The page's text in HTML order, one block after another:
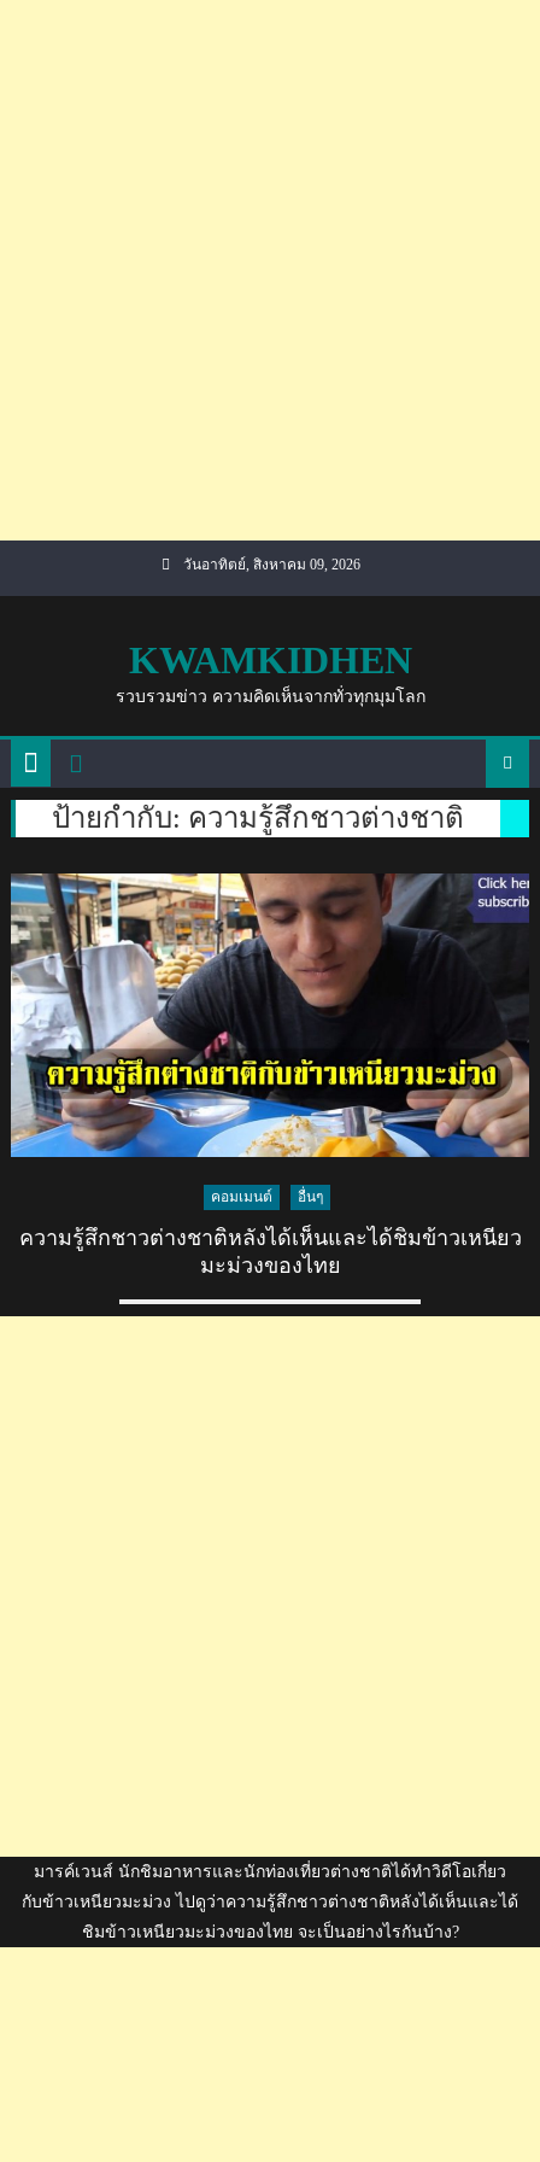
วันอาทิตย์, สิงหาคม 09, 2026
KWAMKIDHEN
รวบรวมข่าว ความคิดเห็นจากทั่วทุกมุมโลก
ป้ายกำกับ: ความรู้สึกชาวต่างชาติ
คอมเมนต์ อื่นๆ
ความรู้สึกชาวต่างชาติหลังได้เห็นและได้ชิมข้าวเหนียว
มะม่วงของไทย
มารค์เวนส์ นักชิมอาหารและนักท่องเที่ยวต่างชาติได้ทำวิดีโอเกี่ยว
กับข้าวเหนียวมะม่วง ไปดูว่าความรู้สึกชาวต่างชาติหลังได้เห็นและได้
ชิมข้าวเหนียวมะม่วงของไทย จะเป็นอย่างไรกันบ้าง?